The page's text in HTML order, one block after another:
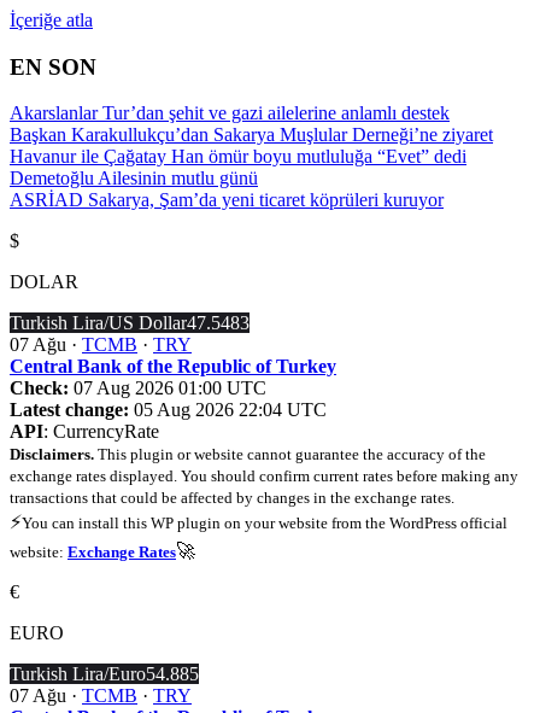
İçeriğe atla
EN SON
Akarslanlar Tur’dan şehit ve gazi ailelerine anlamlı destek
Başkan Karakullukçu’dan Sakarya Muşlular Derneği’ne ziyaret
Havanur ile Çağatay Han ömür boyu mutluluğa “Evet” dedi
Demetoğlu Ailesinin mutlu günü
ASRİAD Sakarya, Şam’da yeni ticaret köprüleri kuruyor
$
DOLAR
Turkish Lira/US Dollar47.5483
07 Ağu · TCMB · TRY
Central Bank of the Republic of Turkey
Check: 07 Aug 2026 01:00 UTC
Latest change: 05 Aug 2026 22:04 UTC
API: CurrencyRate
Disclaimers. This plugin or website cannot guarantee the accuracy of the
exchange rates displayed. You should confirm current rates before making any
transactions that could be affected by changes in the exchange rates.
⚡You can install this WP plugin on your website from the WordPress official
website: Exchange Rates🚀
€
EURO
Turkish Lira/Euro54.885
07 Ağu · TCMB · TRY